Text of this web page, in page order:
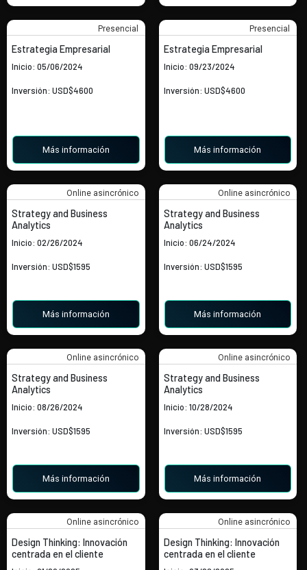
Estrategia Empresarial
Inicio: 05/06/2024
Inversión: USD$4600
Presencial
Más información
Estrategia Empresarial
Inicio: 09/23/2024
Inversión: USD$4600
Presencial
Más información
Strategy and Business
Analytics
Inicio: 02/26/2024
Inversión: USD$1595
Online asincrónico
Más información
Strategy and Business
Analytics
Inicio: 06/24/2024
Inversión: USD$1595
Online asincrónico
Más información
Strategy and Business
Analytics
Inicio: 08/26/2024
Inversión: USD$1595
Online asincrónico
Más información
Strategy and Business
Analytics
Inicio: 10/28/2024
Inversión: USD$1595
Online asincrónico
Más información
Design Thinking: Innovación
centrada en el cliente
Online asincrónico
Design Thinking: Innovación
centrada en el cliente
Online asincrónico